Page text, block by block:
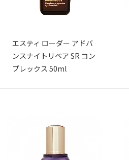
エスティ ローダー アドバ
ンスナイトリペア SR コン
プレックス 50ml